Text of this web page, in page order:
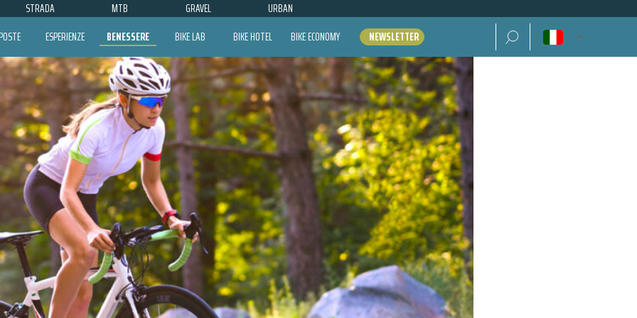
STRADA MTB GRAVEL URBAN
ESPERIENZE BENESSERE BIKE LAB BIKE HOTEL BIKE ECONOMY NEWSLETTER Ricerca per: